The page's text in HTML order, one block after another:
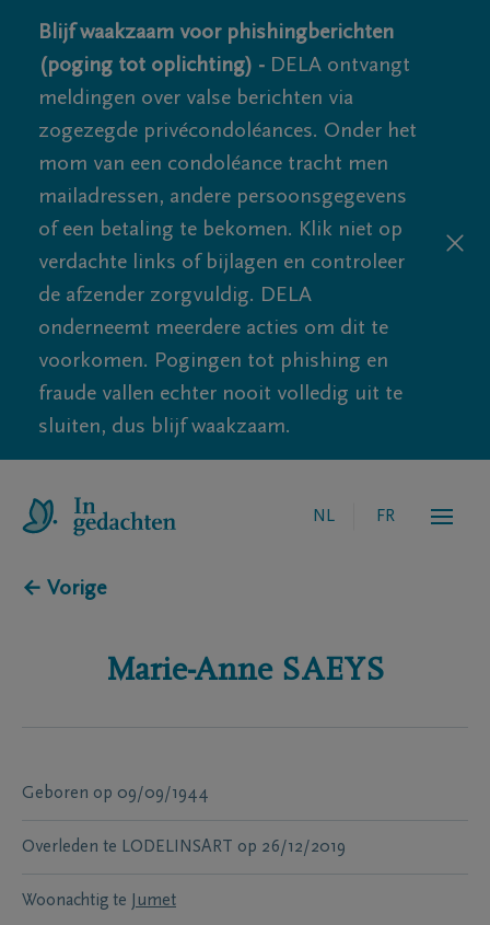
Blijf waakzaam voor phishingberichten
(poging tot oplichting) - DELA ontvangt
meldingen over valse berichten via
zogezegde privécondoléances. Onder het
mom van een condoléance tracht men
mailadressen, andere persoonsgegevens
of een betaling te bekomen. Klik niet op
verdachte links of bijlagen en controleer
de afzender zorgvuldig. DELA
onderneemt meerdere acties om dit te
voorkomen. Pogingen tot phishing en
fraude vallen echter nooit volledig uit te
sluiten, dus blijf waakzaam.
NL FR
← Vorige
Marie-Anne SAEYS
Geboren op 09/09/1944
Overleden te LODELINSART op 26/12/2019
Woonachtig te Jumet